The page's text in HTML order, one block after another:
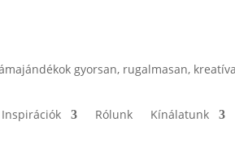
gyorsan, rugalmasan,
Inspirációk Rólunk Kínálatunk